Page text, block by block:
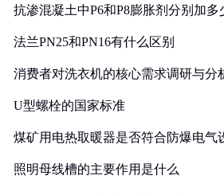
抗渗混凝土中P6和P8膨胀剂分别加多
法兰PN25和PN16有什么区别
消费者对洗衣机的核心需求调研与分
U型螺栓的国家标准
煤矿用电热取暖器是否符合防爆电气
照明母线槽的主要作用是什么